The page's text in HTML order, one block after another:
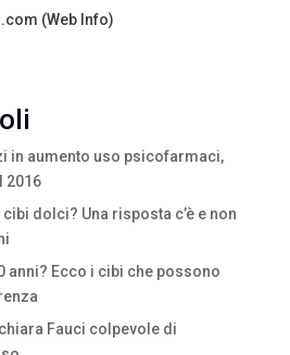
(Web Info)
in aumento uso psicofarmaci,
2016
dolci? Una risposta c’è e non
anni? Ecco i cibi che possono
Fauci colpevole di